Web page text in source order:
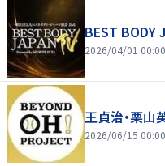
BEST BODY
2026/04/01 00:00
王貞治・栗山
2026/06/15 00:00